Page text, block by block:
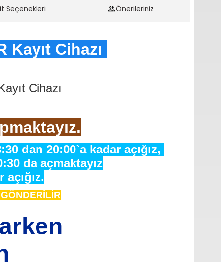
Seçenekleri Önerileriniz
Kayıt Cihazı
Cihazı
dan 20:00`a kadar açığız,
da açmaktayız